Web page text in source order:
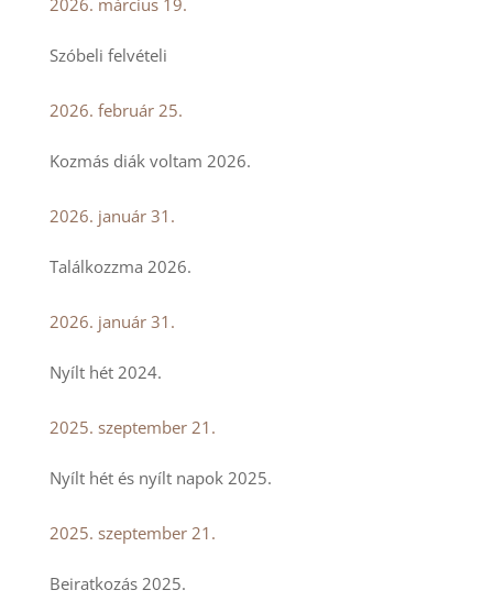
2026. március 19.
Szóbeli felvételi
2026. február 25.
Kozmás diák voltam 2026.
2026. január 31.
Találkozzma 2026.
2026. január 31.
Nyílt hét 2024.
2025. szeptember 21.
Nyílt hét és nyílt napok 2025.
2025. szeptember 21.
Beiratkozás 2025.